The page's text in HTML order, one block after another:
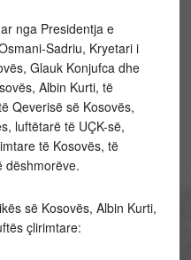
nga Presidentja e
Sadriu, Kryetari i
Glauk Konjufca dhe
Albin Kurti, të
Qeverisë së Kosovës,
luftëtarë të UÇK-së,
të Kosovës, të
dëshmorëve.
së Kosovës, Albin Kurti,
çlirimtare: